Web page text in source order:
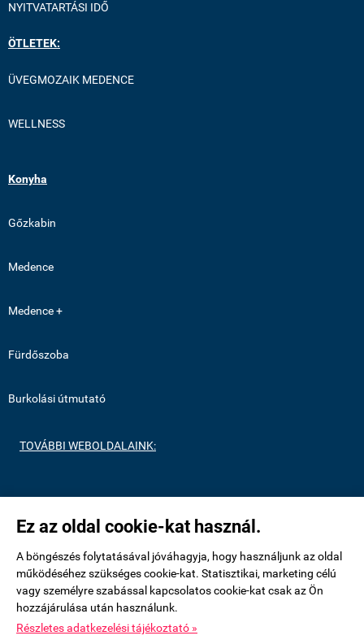
Ez az oldal cookie-kat használ.
A böngészés folytatásával jóváhagyja, hogy használjunk az oldal
működéséhez szükséges cookie-kat. Statisztikai, marketing célú
vagy személyre szabással kapcsolatos cookie-kat csak az Ön
hozzájárulása után használunk.
Részletes adatkezelési tájékoztató »
NYITVATARTÁSI IDŐ
ÖTLETEK:
ÜVEGMOZAIK MEDENCE
WELLNESS
Konyha
Gőzkabin
Medence
Medence +
Fürdőszoba
Burkolási útmutató
TOVÁBBI WEBOLDALAINK:
https://metrocsempeshop.hu/
https://mozaikcsempek.hu/